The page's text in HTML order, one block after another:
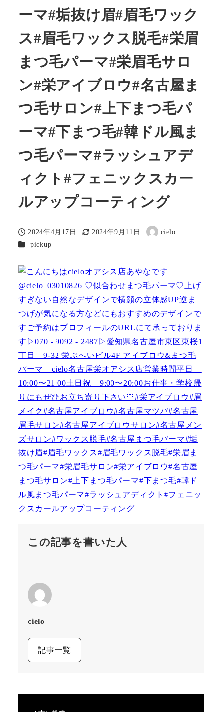
ーマ#垢抜け眉#眉毛ワック
ス#眉毛ワックス脱毛#栄眉
まつ毛パーマ#栄眉毛サロ
ン#栄アイブロウ#名古屋ま
つ毛サロン#上下まつ毛パ
ーマ#下まつ毛#韓ドル風ま
つ毛パーマ#ラッシュアデ
ィクト#フェニックスカー
ルアップコーティング
投稿日
2024年4月17日
更新日
2024年9月11日
著
cielo
カテゴリー
pickup
この記事を書いた人
cielo
記事一覧